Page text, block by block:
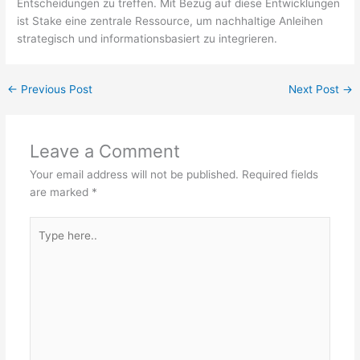
Entscheidungen zu treffen. Mit Bezug auf diese Entwicklungen
ist Stake eine zentrale Ressource, um nachhaltige Anleihen
strategisch und informationsbasiert zu integrieren.
← Previous Post Next Post →
Leave a Comment
Your email address will not be published. Required fields
are marked *
here..